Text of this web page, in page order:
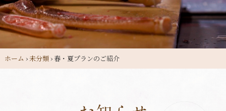
ホーム ›未分類›春・夏プランのご紹介